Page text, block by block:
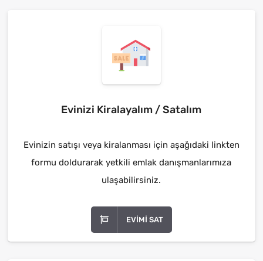
Evinizi Kiralayalım / Satalım
Evinizin satışı veya kiralanması için aşağıdaki linkten
formu doldurarak yetkili emlak danışmanlarımıza
ulaşabilirsiniz.
EVIMI SAT